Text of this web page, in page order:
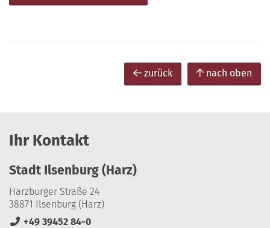
zurück nach oben
Ihr Kontakt
Stadt Ilsenburg (Harz)
Harzburger Straße 24
38871 Ilsenburg (Harz)
+49 39452 84-0